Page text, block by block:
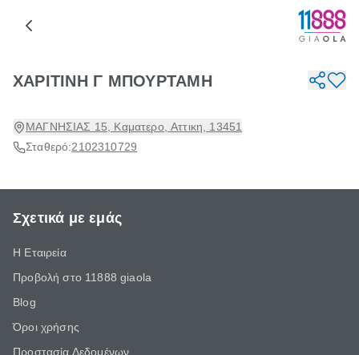
ΧΑΡΙΤΙΝΗ Γ ΜΠΟΥΡΤΑΜΗ
ΜΑΓΝΗΣΙΑΣ 15, Καματερο, Αττικη, 13451
Σταθερό:2102310729
Σχετικά με εμάς
Η Εταιρεία
Προβολή στο 11888 giaola
Blog
Όροι χρήσης
Προστασία Δεδομένων